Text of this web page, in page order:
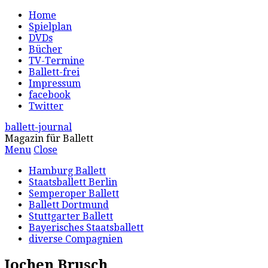
Home
Spielplan
DVDs
Bücher
TV-Termine
Ballett-frei
Impressum
facebook
Twitter
ballett-journal
Magazin für Ballett
Menu Close
Hamburg Ballett
Staatsballett Berlin
Semperoper Ballett
Ballett Dortmund
Stuttgarter Ballett
Bayerisches Staatsballett
diverse Compagnien